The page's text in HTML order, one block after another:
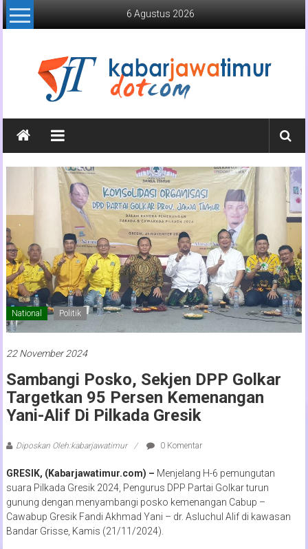
Lompat
ke
6 Agustus 2026
Kabar
Jawa
Timur
Media
Online
Jawa
Timur
National Politik
22 November 2024
Sambangi Posko, Sekjen DPP Golkar
Targetkan 95 Persen Kemenangan
Yani-Alif Di Pilkada Gresik
Diposkan Oleh:kabarjawatimur 0 Komentar
GRESIK, (Kabarjawatimur.com) – Menjelang H-6 pemungutan
suara Pilkada Gresik 2024, Pengurus DPP Partai Golkar turun
gunung dengan menyambangi posko kemenangan Cabup –
Cawabup Gresik Fandi Akhmad Yani – dr. Asluchul Alif di kawasan
Bandar Grisse, Kamis (21/11/2024).